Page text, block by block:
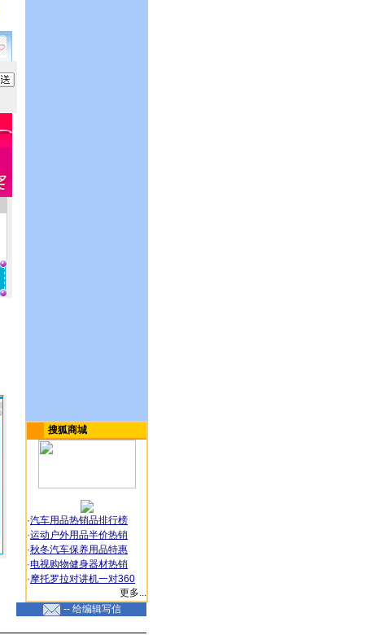
搜狐商城
·汽车用品热销品排行榜
·运动户外用品半价热销
·秋冬汽车保养用品特惠
·电视购物健身器材热销
·摩托罗拉对讲机一对360
更多...
-- 给编辑写信